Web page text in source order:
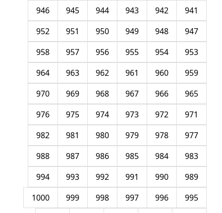
941
942
943
944
945
946
947
948
949
950
951
952
953
954
955
956
957
958
959
960
961
962
963
964
965
966
967
968
969
970
971
972
973
974
975
976
977
978
979
980
981
982
983
984
985
986
987
988
989
990
991
992
993
994
995
996
997
998
999
1000